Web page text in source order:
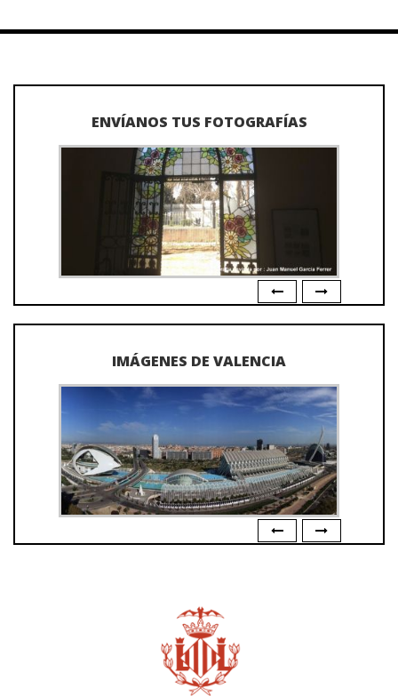
ENVÍANOS TUS FOTOGRAFÍAS
IMÁGENES DE VALENCIA